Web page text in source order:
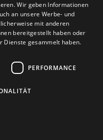
Retoure
Wir geben Informationen
an unsere Werbe- und
mit anderen
bereitgestellt haben oder
Dienste gesammelt haben.
PERFORMANCE